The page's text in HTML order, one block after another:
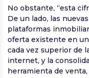
No obstante, “esta
De un lado, las
plataformas
oferta existente en
cada vez superior de
internet, y la
herramienta de